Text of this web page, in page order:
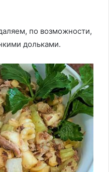
по возможности,
дольками.